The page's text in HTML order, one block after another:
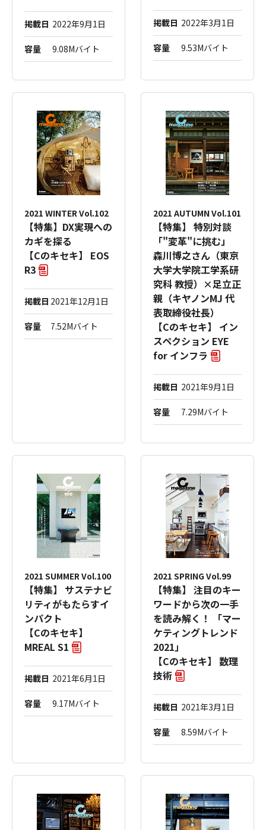
掲載日 2022年9月1日
容量 9.08Mバイト
掲載日 2022年3月1日
容量 9.53Mバイト
2021 WINTER Vol.102
【特集】DX実現への
カギを探る
【Cのキセキ】 EOS
R3
掲載日 2021年12月1日
容量 7.52Mバイト
2021 AUTUMN Vol.101
【特集】 特別対談
「"変革"に挑む」
森川博之さん（東京
大学大学院工学系研
究科 教授）×足立正
親（キヤノンMJ 代
表取締役社長）
【Cのキセキ】 イン
スペクション EYE
for インフラ
掲載日 2021年9月1日
容量 7.29Mバイト
2021 SUMMER Vol.100
【特集】 サステナビ
リティがもたらすイ
ンパクト
【Cのキセキ】
MREAL S1
掲載日 2021年6月1日
容量 9.17Mバイト
2021 SPRING Vol.99
【特集】 注目のキー
ワードから次の一手
を読み解く！ 「マー
ケティングトレンド
2021」
【Cのキセキ】 数理
技術
掲載日 2021年3月1日
容量 8.59Mバイト